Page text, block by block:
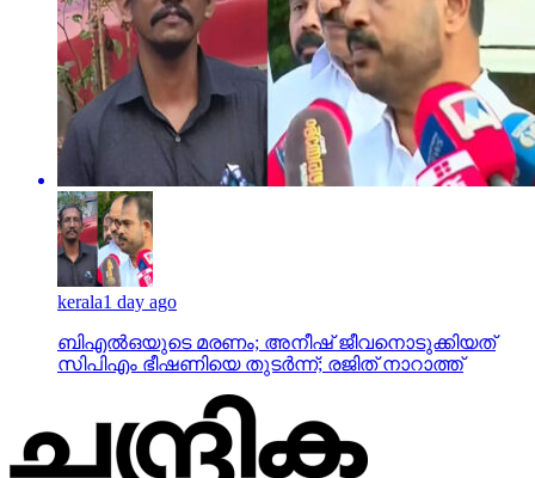
kerala1 day ago
ബിഎല്‍ഒയുടെ മരണം; അനീഷ് ജീവനൊടുക്കിയത്
സിപിഎം ഭീഷണിയെ തുടര്‍ന്ന്; രജിത് നാറാത്ത്